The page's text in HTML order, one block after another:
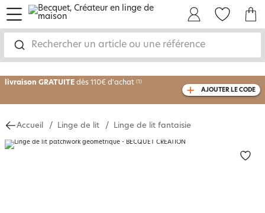
Rechercher un article ou une référence
menu
-30% sur votre commandedès 2 articles
achetés
AJOUTER LE CODE
Accueil Linge de lit Linge de lit fantaisie